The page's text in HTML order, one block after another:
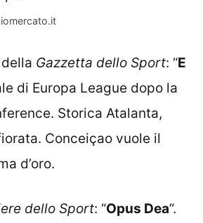
Gazzetta dello Sport: “E
di Europa League dopo la
Storica Atalanta,
Conceiçao vuole il
d’oro.
dello Sport: “Opus Dea”.